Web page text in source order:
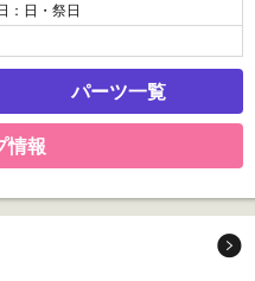
：日・祭日
パーツ一覧
情報